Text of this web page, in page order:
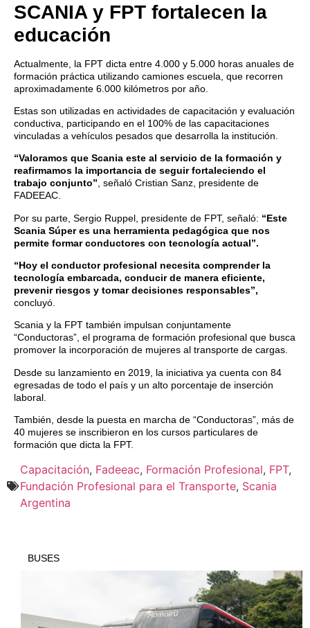
SCANIA y FPT fortalecen la
educación
Actualmente, la FPT dicta entre 4.000 y 5.000 horas anuales de
formación práctica utilizando camiones escuela, que recorren
aproximadamente 6.000 kilómetros por año.
Estas son utilizadas en actividades de capacitación y evaluación
conductiva, participando en el 100% de las capacitaciones
vinculadas a vehículos pesados que desarrolla la institución.
“Valoramos que Scania este al servicio de la formación y
reafirmamos la importancia de seguir fortaleciendo el
trabajo conjunto”, señaló Cristian Sanz, presidente de
FADEEAC.
Por su parte, Sergio Ruppel, presidente de FPT, señaló: “Este
Scania Súper es una herramienta pedagógica que nos
permite formar conductores con tecnología actual”.
“Hoy el conductor profesional necesita comprender la
tecnología embarcada, conducir de manera eficiente,
prevenir riesgos y tomar decisiones responsables”,
concluyó.
Scania y la FPT también impulsan conjuntamente
“Conductoras”, el programa de formación profesional que busca
promover la incorporación de mujeres al transporte de cargas.
Desde su lanzamiento en 2019, la iniciativa ya cuenta con 84
egresadas de todo el país y un alto porcentaje de inserción
laboral.
También, desde la puesta en marcha de “Conductoras”, más de
40 mujeres se inscribieron en los cursos particulares de
formación que dicta la FPT.
Capacitación, Fadeeac, Formación Profesional, FPT,
Fundación Profesional para el Transporte, Scania
Argentina
BUSES